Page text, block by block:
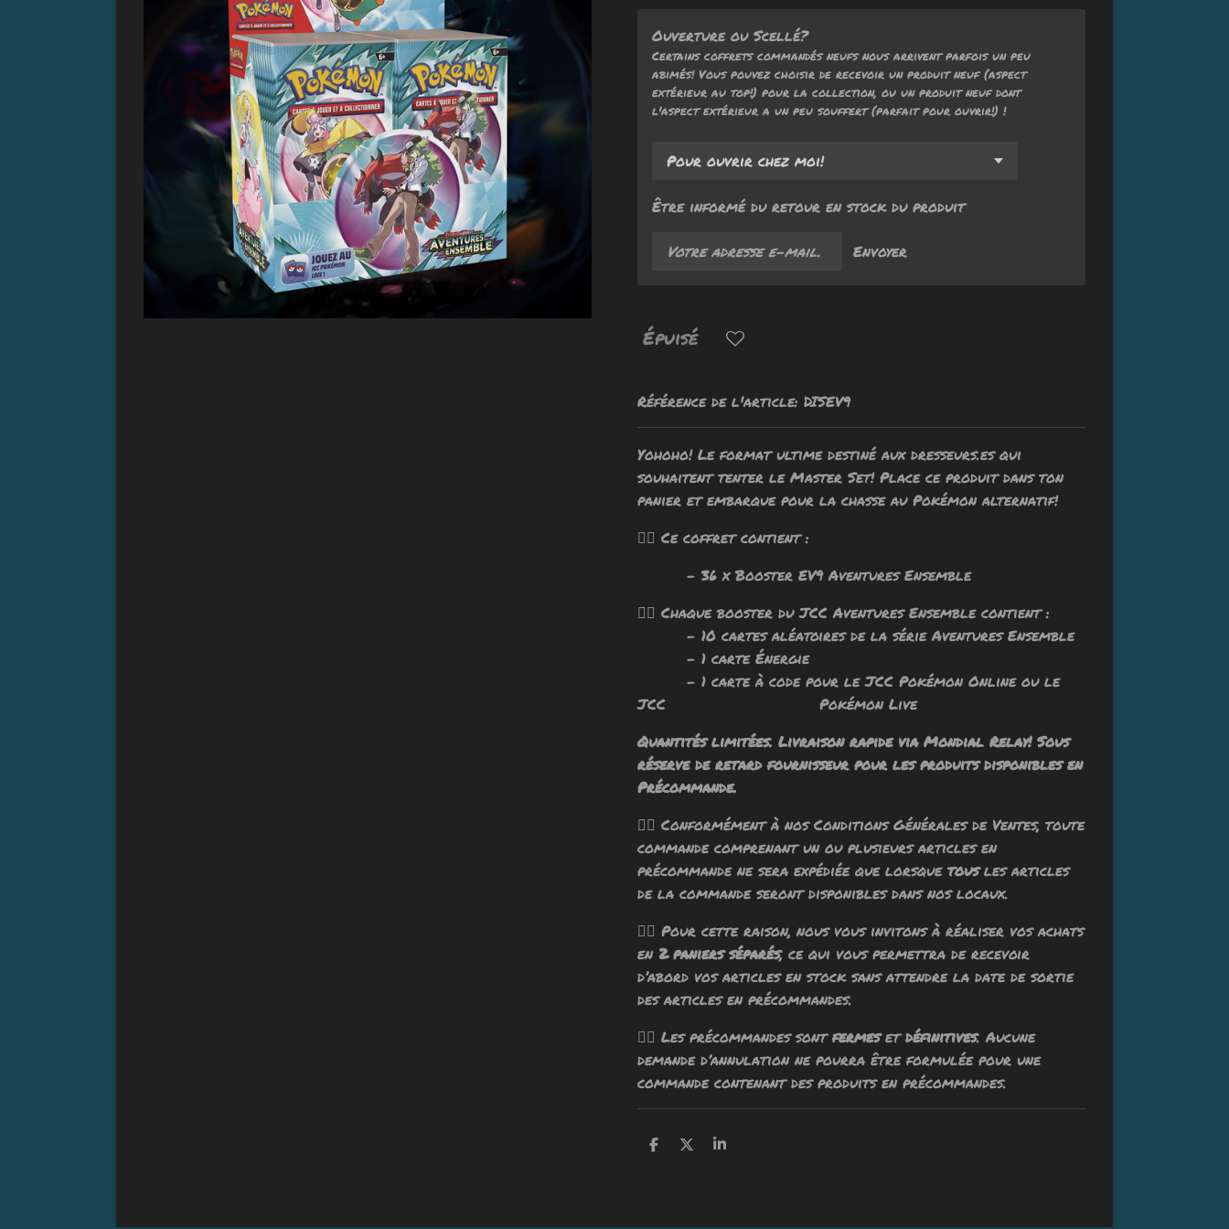
Ouverture ou Scellé?
Certains coffrets commandés neufs nous arrivent parfois un peu
abimés! Vous pouvez choisir de recevoir un produit neuf (aspect
extérieur au top!) pour la collection, ou un produit neuf dont
l'aspect extérieur a un peu souffert (parfait pour ouvrir!) !
Être informé du retour en stock du produit
Envoyer
Épuisé
Référence de l'article: DISEV9
Yohoho! Le format ultime destiné aux dresseurs.es qui
souhaitent tenter le Master Set! Place ce produit dans ton
panier et embarque pour la chasse au Pokémon alternatif!
🧙‍♂️ Ce coffret contient :
- 36 x Booster EV9 Aventures Ensemble
🧙‍♂️ Chaque booster du JCC Aventures Ensemble contient :
- 10 cartes aléatoires de la série Aventures Ensemble
- 1 carte Énergie
- 1 carte à code pour le JCC Pokémon Online ou le
JCC Pokémon Live
Quantités limitées. Livraison rapide via Mondial Relay! Sous
réserve de retard fournisseur pour les produits disponibles en
Précommande.
🧙‍♂️ Conformément à nos Conditions Générales de Ventes, toute
commande comprenant un ou plusieurs articles en
précommande ne sera expédiée que lorsque tousles articles
de la commande seront disponibles dans nos locaux.
🧙‍♂️ Pour cette raison, nous vous invitons à réaliser vos achats
en 2 paniers séparés, ce qui vous permettra de recevoir
d’abord vos articles en stock sans attendre la date de sortie
des articles en précommandes.
🧙‍♂️ Les précommandes sontfermesetdéfinitives. Aucune
demande d’annulation ne pourra être formulée pour une
commande contenant des produits en précommandes.
P
g
P
g
P
g